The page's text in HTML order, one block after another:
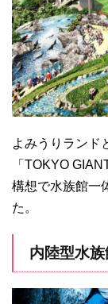
よみうりランド
「TOKYO
構想で水族館一
た。
内陸型水